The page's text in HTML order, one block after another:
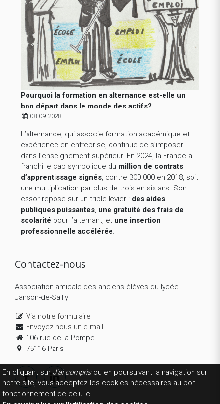
En cliquant sur J'ai comprisou en poursuivant la navigation sur
notre site, vous acceptez les cookies nécessaires au bon
fonctionnement de celui-ci.
Pourquoi la formation en alternance est-elle un
bon départ dans le monde des actifs?
08-09-2028
L’alternance, qui associe formation académique et
expérience en entreprise, continue de s’imposer
dans l’enseignement supérieur. En 2024, la France a
franchi le cap symbolique du million de contrats
d’apprentissage signés , contre 300 000 en 2018, soit
une multiplication par plus de trois en six ans. Son
essor repose sur un triple levier : des aides
publiques puissantes une gratuité des frais de
scolarité pour l’alternant, et une insertion
professionnelle accélérée
Contactez-nous
Association amicale des anciens élèves du lycée
Janson-de-Sailly
Via notre formulaire
Envoyez-nous un e-mail
106 rue de la Pompe
75116 Paris